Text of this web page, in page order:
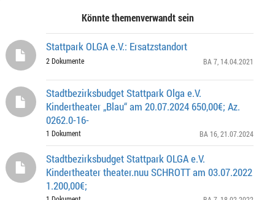
Könnte themenverwandt sein
Stattpark OLGA e.V.: Ersatzstandort
2 Dokumente BA 7 , 14.04.2021
Stadtbezirksbudget Stattpark Olga e.V.
Kindertheater „Blau“ am 20.07.2024 650,00€; Az.
0262.0-16-
1 Dokument BA 16 , 21.07.2024
Stadtbezirksbudget Stattpark OLGA e.V.
Kindertheater theater.nuu SCHROTT am 03.07.2022
1.200,00€;